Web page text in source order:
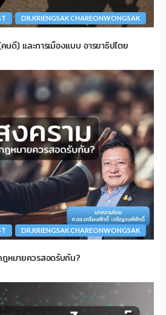
DR.KRIENGSAK CHAREONWONGSAK
นดี) และการเมืองแบบ อารยาธิปไตย
DR.KRIENGSAK CHAREONWONGSAK
ฎหมายควรสอดรับกัน?